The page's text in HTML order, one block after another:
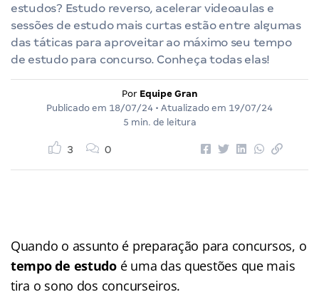
estudos? Estudo reverso, acelerar videoaulas e
sessões de estudo mais curtas estão entre algumas
das táticas para aproveitar ao máximo seu tempo
de estudo para concurso. Conheça todas elas!
Por Equipe Gran
Publicado em 18/07/24 • Atualizado em 19/07/24
5 min. de leitura
3 0
Quando o assunto é preparação para concursos, o
tempo de estudoé uma das questões que mais
tira o sono dos concurseiros.